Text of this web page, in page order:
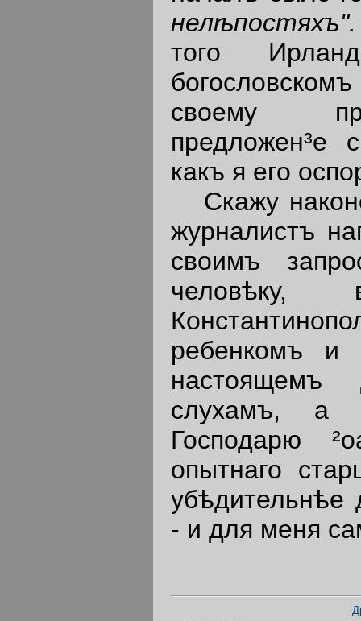
того
своему
предложен³е
какъ я его
Скажу
журналистъ
своимъ
человѣку,
ребенкомъ и
слухамъ, а
Господарю
опытнаго
убѣдительнѣе
- и для меня